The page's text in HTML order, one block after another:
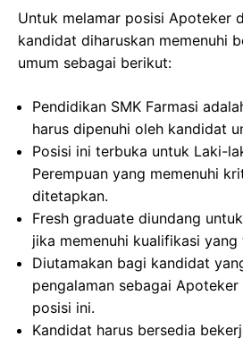
Untuk melamar posisi Apoteker
kandidat diharuskan memenuhi
umum sebagai berikut:
Pendidikan SMK Farmasi
harus dipenuhi oleh kandidat
Posisi ini terbuka untuk Laki-
Perempuan yang memenuhi
ditetapkan.
Fresh graduate diundang
jika memenuhi kualifikasi
Diutamakan bagi kandidat
pengalaman sebagai
posisi ini.
Kandidat harus bersedia